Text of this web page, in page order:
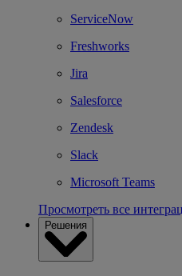
ServiceNow
Freshworks
Jira
Salesforce
Zendesk
Slack
Microsoft Teams
Просмотреть все
Решения